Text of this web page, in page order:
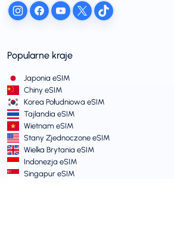
Popularne kraje
Japonia eSIM
Chiny eSIM
Korea Południowa eSIM
Tajlandia eSIM
Wietnam eSIM
Stany Zjednoczone eSIM
Wielka Brytania eSIM
Indonezja eSIM
Singapur eSIM